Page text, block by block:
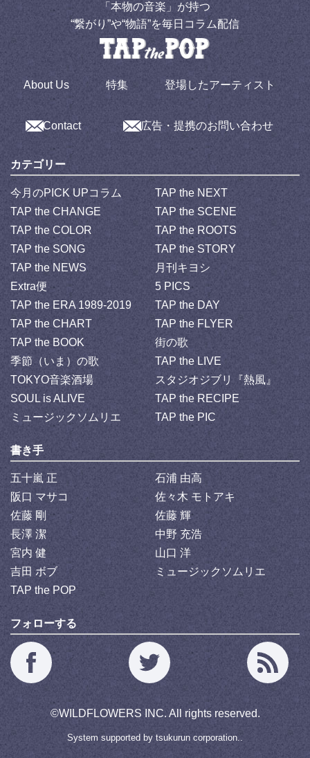
「本物の音楽」が持つ
“繋がり”や“物語”を毎日コラム配信
About Us 特集 登場したアーティスト
Contact 広告・提携のお問い合わせ
カテゴリー
今月のPICK UPコラム
TAP the NEXT
TAP the CHANGE
TAP the SCENE
TAP the COLOR
TAP the ROOTS
TAP the SONG
TAP the STORY
TAP the NEWS
月刊キヨシ
Extra便
5 PICS
TAP the ERA 1989-2019
TAP the DAY
TAP the CHART
TAP the FLYER
TAP the BOOK
街の歌
季節（いま）の歌
TAP the LIVE
TOKYO音楽酒場
スタジオジブリ『熱風』
SOUL is ALIVE
TAP the RECIPE
ミュージックソムリエ
TAP the PIC
書き手
五十嵐 正
石浦 由高
阪口 マサコ
佐々木 モトアキ
佐藤 剛
佐藤 輝
長澤 潔
中野 充浩
宮内 健
山口 洋
吉田 ボブ
ミュージックソムリエ
TAP the POP
フォローする
©WILDFLOWERS INC. All rights reserved.
System supported by tsukurun corporation..